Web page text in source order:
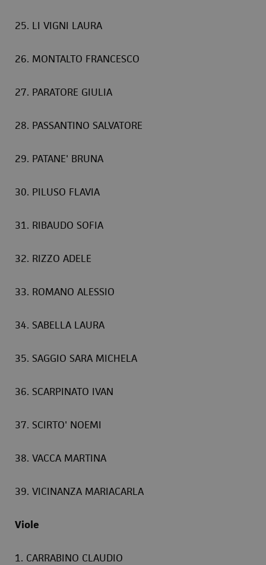
25. LI VIGNI LAURA
26. MONTALTO FRANCESCO
27. PARATORE GIULIA
28. PASSANTINO SALVATORE
29. PATANE' BRUNA
30. PILUSO FLAVIA
31. RIBAUDO SOFIA
32. RIZZO ADELE
33. ROMANO ALESSIO
34. SABELLA LAURA
35. SAGGIO SARA MICHELA
36. SCARPINATO IVAN
37. SCIRTO' NOEMI
38. VACCA MARTINA
39. VICINANZA MARIACARLA
Viole
1. CARRABINO CLAUDIO